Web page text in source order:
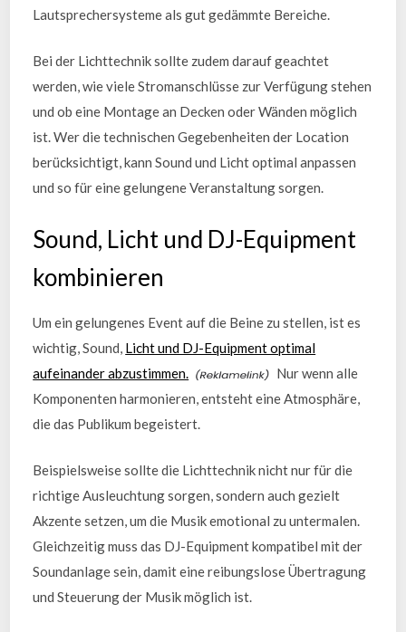
Lautsprechersysteme als gut gedämmte Bereiche.
Bei der Lichttechnik sollte zudem darauf geachtet
werden, wie viele Stromanschlüsse zur Verfügung stehen
und ob eine Montage an Decken oder Wänden möglich
ist. Wer die technischen Gegebenheiten der Location
berücksichtigt, kann Sound und Licht optimal anpassen
und so für eine gelungene Veranstaltung sorgen.
Sound, Licht und DJ-Equipment
kombinieren
Um ein gelungenes Event auf die Beine zu stellen, ist es
wichtig, Sound, Licht und DJ-Equipment optimal
aufeinander abzustimmen.
Nur wenn alle
Komponenten harmonieren, entsteht eine Atmosphäre,
die das Publikum begeistert.
Beispielsweise sollte die Lichttechnik nicht nur für die
richtige Ausleuchtung sorgen, sondern auch gezielt
Akzente setzen, um die Musik emotional zu untermalen.
Gleichzeitig muss das DJ-Equipment kompatibel mit der
Soundanlage sein, damit eine reibungslose Übertragung
und Steuerung der Musik möglich ist.